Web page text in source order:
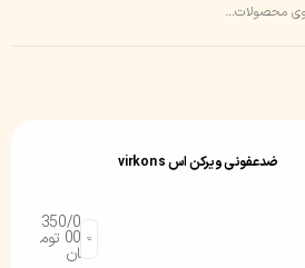
ضدعفونی ویرکن اس virkon s
350/0
00 توم
ان